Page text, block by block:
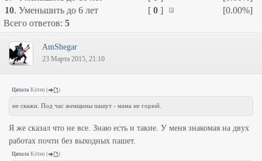
10. Уменьшить до 6 лет [ 0]
[0.00%]
Всего ответов: 5
AmShegar
23 Марта 2015, 21:10
Цитата Kitten ( )
не скажи. Под час женщины пашут - мама не горюй.
Я же сказал что не все. Знаю есть и такие. У меня знакомая на двух
работах почти без выходных пашет.
Цитата Kitten ( )